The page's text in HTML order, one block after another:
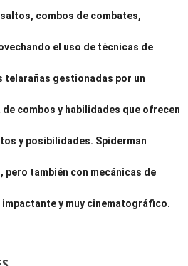
combos de combates,
el uso de técnicas de
telarañas gestionadas por un
combos y habilidades que ofrecen
y posibilidades. Spiderman
pero también con mecánicas de
y muy cinematográfico.